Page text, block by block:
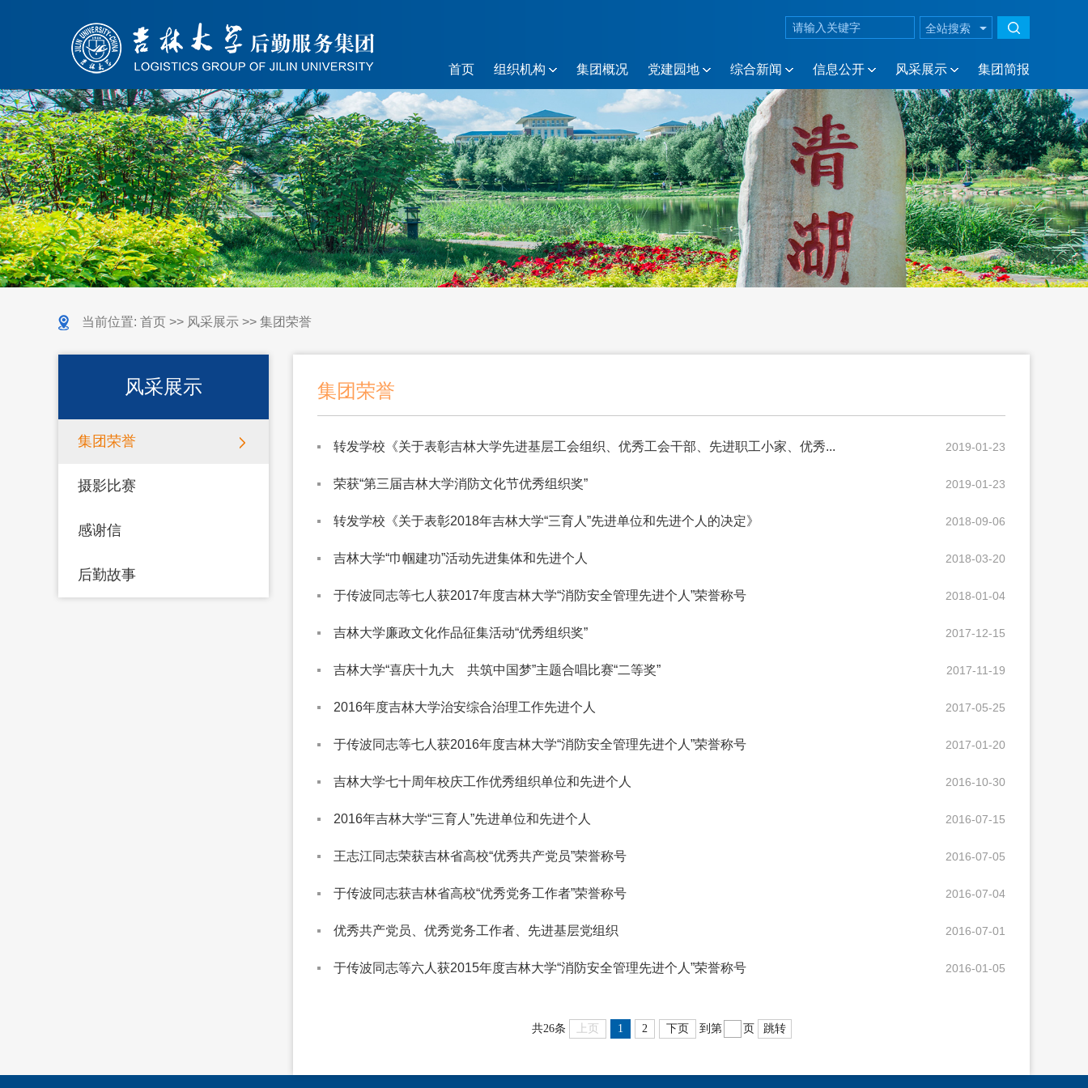
首页 组织机构 集团概况 党建园地 综合新闻 信息公开 风采展示 集团简报
当前位置: 首页 >> 风采展示 >> 集团荣誉
风采展示
集团荣誉
摄影比赛
感谢信
后勤故事
集团荣誉
2019-01-23
转发学校《关于表彰吉林大学先进基层工会组织、优秀工会干部、先进职工小家、优秀...
2019-01-23
荣获“第三届吉林大学消防文化节优秀组织奖”
2018-09-06
转发学校《关于表彰2018年吉林大学“三育人”先进单位和先进个人的决定》
2018-03-20
吉林大学“巾帼建功”活动先进集体和先进个人
2018-01-04
于传波同志等七人获2017年度吉林大学“消防安全管理先进个人”荣誉称号
2017-12-15
吉林大学廉政文化作品征集活动“优秀组织奖”
2017-11-19
吉林大学“喜庆十九大 共筑中国梦”主题合唱比赛“二等奖”
2017-05-25
2016年度吉林大学治安综合治理工作先进个人
2017-01-20
于传波同志等七人获2016年度吉林大学“消防安全管理先进个人”荣誉称号
2016-10-30
吉林大学七十周年校庆工作优秀组织单位和先进个人
2016-07-15
2016年吉林大学“三育人”先进单位和先进个人
2016-07-05
王志江同志荣获吉林省高校“优秀共产党员”荣誉称号
2016-07-04
于传波同志获吉林省高校“优秀党务工作者”荣誉称号
2016-07-01
优秀共产党员、优秀党务工作者、先进基层党组织
2016-01-05
于传波同志等六人获2015年度吉林大学“消防安全管理先进个人”荣誉称号
共26条 上页 1 2 下页 到第 页 跳转